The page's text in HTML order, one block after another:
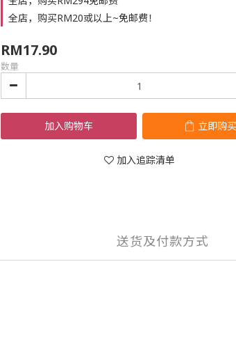
全店，购买RM20或以上~免邮费！
RM17.90
数量
加入购物车 立即购买
加入追踪清单
送货及付款方式